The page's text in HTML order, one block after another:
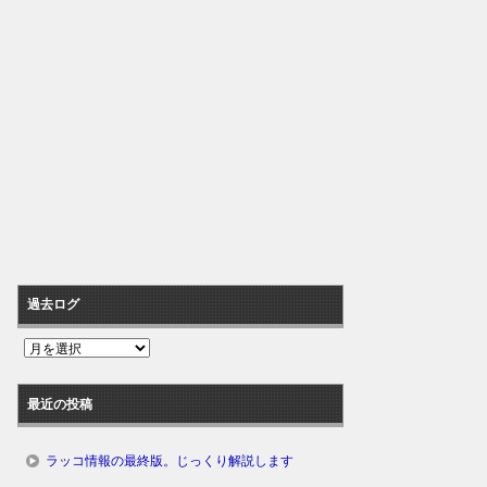
過去ログ
過
ロ
グ
最近の投稿
ラッコ情報の最終版。じっくり解説します